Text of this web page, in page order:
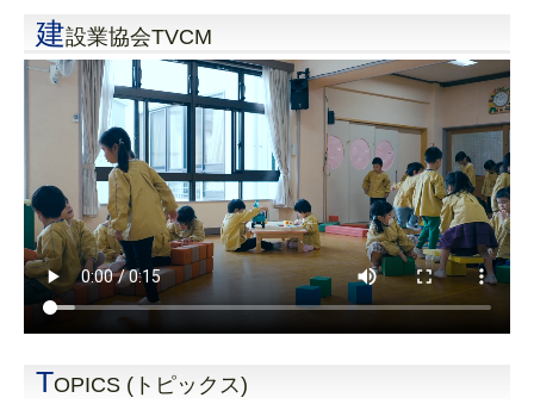
建設業協会TVCM
TOPICS (トピックス)